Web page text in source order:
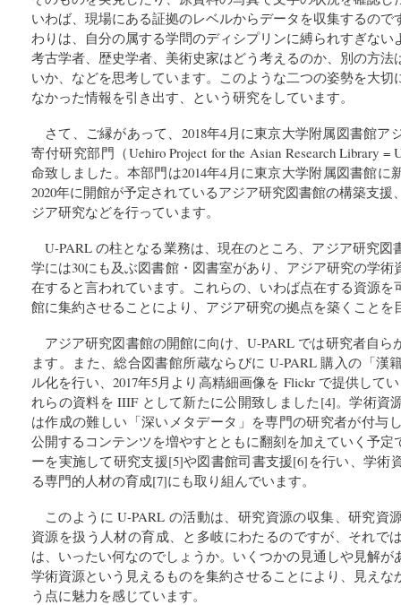
いわば、現場にある証拠のレベルからデータを収集するの
わりは、自分の属する学問のディシプリンに縛られすぎな
考古学者、歴史学者、美術史家はどう考えるのか、別の方法
いか、などを思考しています。このような二つの姿勢を大
なかった情報を引き出す、という研究をしています。
さて、ご縁があって、2018年4月に東京大学附属図書館ア
寄付研究部門（Uehiro Project for the Asian Research Library
命致しました。本部門は2014年4月に東京大学附属図書館に
2020年に開館が予定されているアジア研究図書館の構築支
ジア研究などを行っています。
U-PARL の柱となる業務は、現在のところ、アジア研究図
学には30にも及ぶ図書館・図書室があり、アジア研究の学術
在すると言われています。これらの、いわば点在する資源を
館に集約させることにより、アジア研究の拠点を築くことを
アジア研究図書館の開館に向け、U-PARL では研究者自ら
ます。また、総合図書館所蔵ならびに U-PARL 購入の「漢
ル化を行い、2017年5月より高精細画像を Flickr で提供して
れらの資料を IIIF として新たに公開致しました[4]。学術資
は作成の難しい「深いメタデータ」を専門の研究者が付与
公開するコンテンツを増やすとともに翻刻を加えていく予定
ーを実施して研究支援[5]や図書館司書支援[6]を行い、学術
る専門的人材の育成[7]にも取り組んでいます。
このように U-PARL の活動は、研究資源の収集、研究資
資源を扱う人材の育成、と多岐にわたるのですが、それで
は、いったい何なのでしょうか。いくつかの見通しや見解
学術資源という見えるものを集約させることにより、見えな
う点に魅力を感じています。